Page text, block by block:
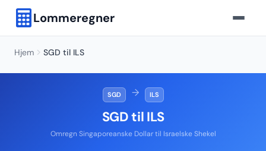
Lommeregner
Hjem SGD til ILS
SGD → ILS
SGD til ILS
Omregn Singaporeanske Dollar til Israelske Shekel